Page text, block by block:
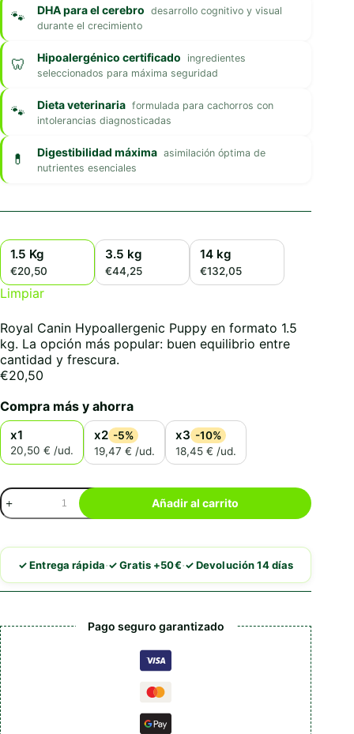
DHA para el cerebro desarrollo cognitivo y visual
durante el crecimiento
Hipoalergénico certificado
ingredientes
seleccionados para máxima seguridad
Dieta veterinaria formulada para cachorros con
intolerancias diagnosticadas
Digestibilidad máxima asimilación óptima de
nutrientes esenciales
1.5 Kg
€20,50
3.5 kg
€44,25
14 kg
€132,05
Limpiar
Royal Canin Hypoallergenic Puppy en formato 1.5
kg. La opción más popular: buen equilibrio entre
cantidad y frescura.
€20,50
Compra más y ahorra
x1
20,50 € /ud.
x2 -5%
19,47 € /ud.
x3 -10%
18,45 € /ud.
Royal
Canin
Hypoallergenic
cantidad
Añadir al carrito
✓ Entrega rápida·✓ Gratis +50€·✓ Devolución 14 días
Pago seguro garantizado